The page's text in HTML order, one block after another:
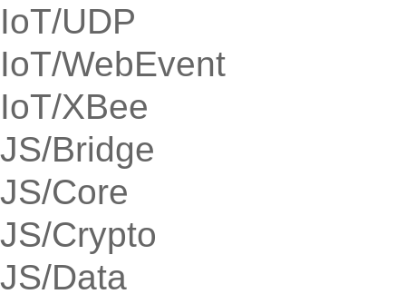
IoT/UDP
IoT/WebEvent
IoT/XBee
JS/Bridge
JS/Core
JS/Crypto
JS/Data